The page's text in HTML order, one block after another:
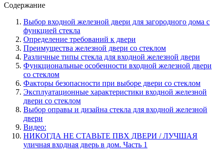
Содержание
Выбор входной железной двери для загородного дома с
функцией стекла
Определение требований к двери
Преимущества железной двери со стеклом
Различные типы стекла для входной железной двери
Функциональные особенности входной железной двери
со стеклом
Факторы безопасности при выборе двери со стеклом
Эксплуатационные характеристики входной железной
двери со стеклом
Выбор оправы и дизайна стекла для входной железной
двери
Видео:
НИКОГДА НЕ СТАВЬТЕ ПВХ ДВЕРИ / ЛУЧШАЯ
уличная входная дверь в дом. Часть 1